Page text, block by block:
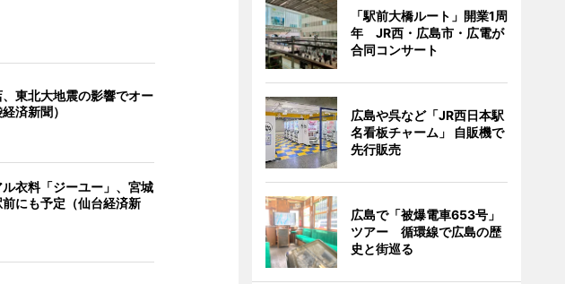
東北大地震の影響でオー
済新聞）
衣料「ジーユー」、宮城
にも予定（仙台経済新
「駅前大橋ルート」開業1周
年 JR西・広島市・広電が
合同コンサート
広島や呉など「JR西日本駅
名看板チャーム」 自販機で
先行販売
広島で「被爆電車653号」
ツアー 循環線で広島の歴
史と街巡る